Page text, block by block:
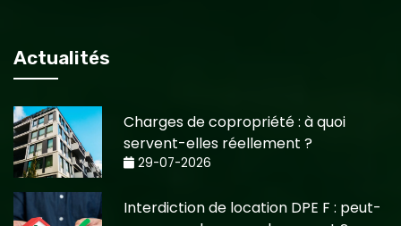
Actualités
Charges de copropriété : à quoi
servent-elles réellement ?
29-07-2026
Interdiction de location DPE F : peut-